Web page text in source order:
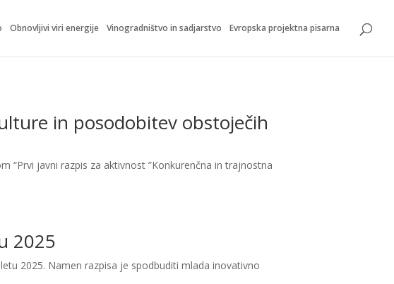
Obnovljivi viri energije Vinogradništvo in sadjarstvo Evropska projektna pisarna
in posodobitev obstoječih
“Prvi javni razpis za aktivnost ”Konkurenčna in trajnostna
2025
2025. Namen razpisa je spodbuditi mlada inovativno